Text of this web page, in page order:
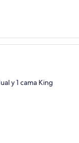
Ropa de
y 1 cama King